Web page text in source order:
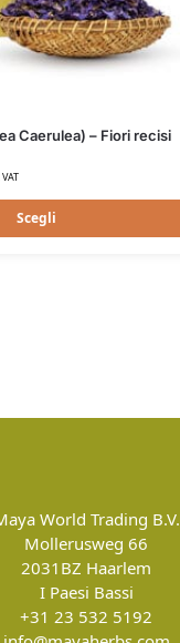
Caerulea) – Fiori recisi
Scegli
World Trading B.V.
Mollerusweg 66
2031BZ Haarlem
I Paesi Bassi
+31 23 532 5192